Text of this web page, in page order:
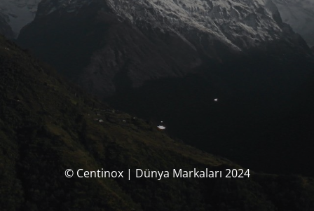
© Centinox | Dünya Markaları 2024